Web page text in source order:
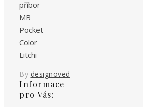
příbor
MB
Pocket
Color
Litchi
By designoved
Informace
pro Vás: